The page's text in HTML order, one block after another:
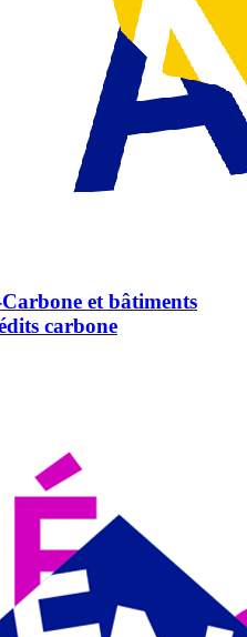
et bâtiments
carbone